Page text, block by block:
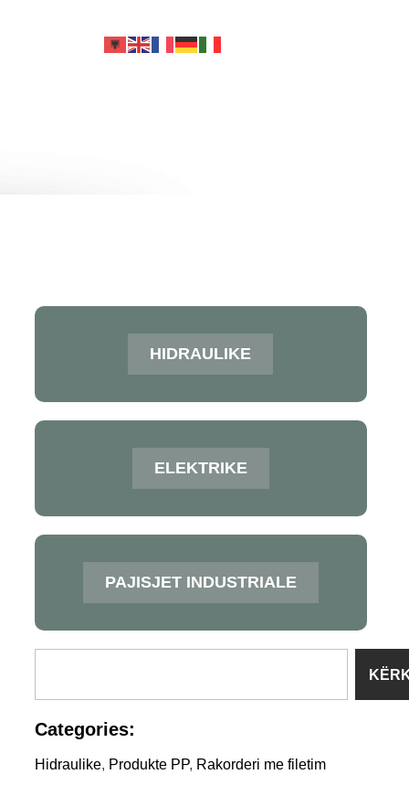
HIDRAULIKE
ELEKTRIKE
PAJISJET INDUSTRIALE
Categories:
Hidraulike, Produkte PP, Rakorderi me filetim